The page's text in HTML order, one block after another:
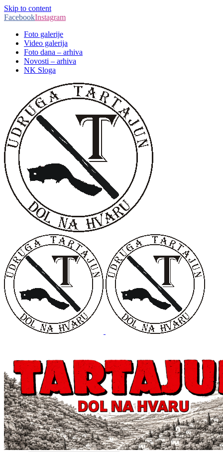
Skip to content
FacebookInstagram
Foto galerije
Video galerija
Foto dana – arhiva
Novosti – arhiva
NK Sloga